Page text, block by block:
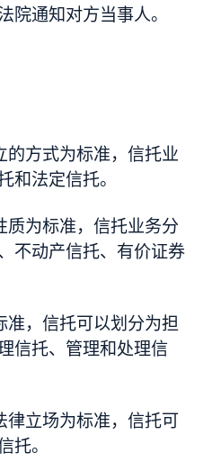
院通知对方当事人。
的方式为标准，信托业
和法定信托。
质为标准，信托业务分
不动产信托、有价证券
准，信托可以划分为担
信托、管理和处理信
立场为标准，信托可
托。